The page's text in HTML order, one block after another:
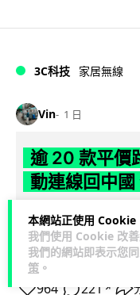
本網站正使用 Cookie
我們使用 Cookie 改
我們的網站即表示您
策 。
3C科技 家居無線
Vin 1 日
逾 20 款平價
動連線回中
網絡安全公司
的 20 多款路由器內
讀全文
964 221 ↗